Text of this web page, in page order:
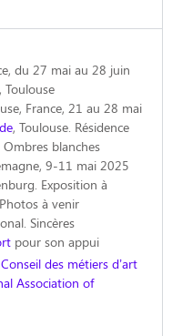
du 27 mai au 28 juin
, Toulouse
France, 21 au 28 mai
, Toulouse. Résidence
blanches
9-11 mai 2025
Exposition à
à venir
Sincères
pour son appui
Conseil des métiers d’art
Association of